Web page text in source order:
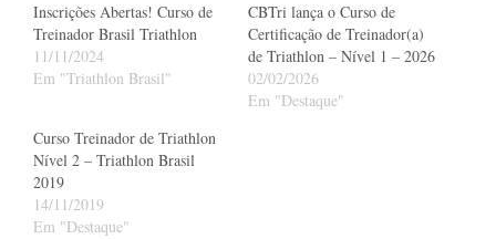
Inscrições Abertas! Curso de
Treinador Brasil Triathlon
11/11/2024
Em "Triathlon Brasil"
CBTri lança o Curso de
Certificação de Treinador(a)
de Triathlon – Nível 1 – 2026
02/02/2026
Em "Destaque"
Curso Treinador de Triathlon
Nível 2 – Triathlon Brasil
2019
14/11/2019
Em "Destaque"